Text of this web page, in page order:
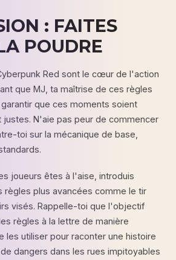
: FAITES
POUDRE
Red sont le cœur de l'action
que MJ, ta maîtrise de ces règles
que ces moments soient
N'aie pas peur de commencer
toi sur la mécanique de base,
joueurs êtes à l'aise, introduis
règles plus avancées comme le tir
visés. Rappelle-toi que l'objectif
règles à la lettre de manière
les utiliser pour raconter une histoire
dangers dans les rues impitoyables